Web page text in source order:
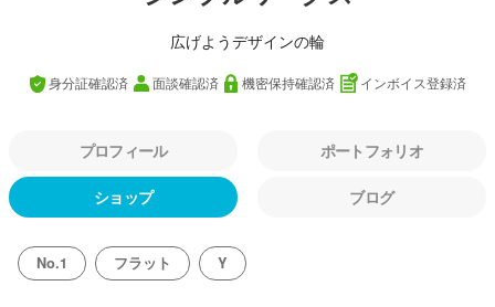
広げようデザインの輪
身分証確認済 面談確認済 機密保持確認済 インボイス登録済
プロフィール ポートフォリオ
ショップ ブログ
No.1 フラット Y